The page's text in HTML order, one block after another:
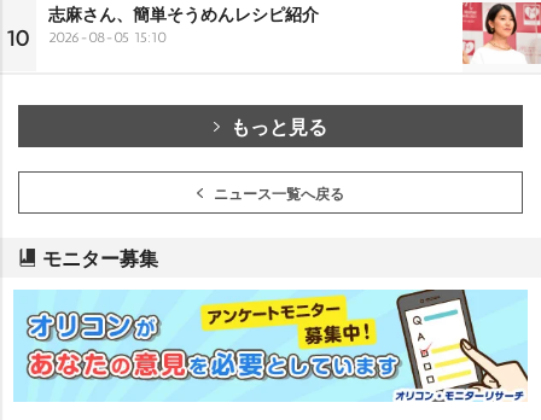
10
志麻さん、簡単そうめんレシピ紹介
2026-08-05 15:10
もっと見る
ニュース一覧へ戻る
モニター募集